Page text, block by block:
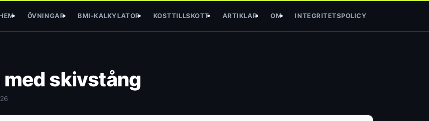
ÖVNINGAR BMI-KALKYLATOR KOSTTILLSKOTT ARTIKLAR OM INTEGRITETSPOLICY
skivstång